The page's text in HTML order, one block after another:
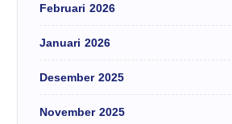
Februari 2026
Januari 2026
Desember 2025
November 2025